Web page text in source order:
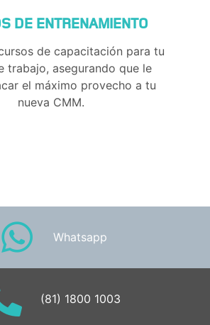
DE ENTRENAMIENTO
de capacitación para tu
trabajo, asegurando que le
el máximo provecho a tu
nueva CMM.
Whatsapp
(81) 1800 1003